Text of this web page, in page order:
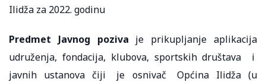
Ilidža za 2022. godinu
Predmet Javnog poziva je prikupljanje aplikacija
udruženja, fondacija, klubova, sportskih društava i
javnih ustanova čiji je osnivač Općina Ilidža (u